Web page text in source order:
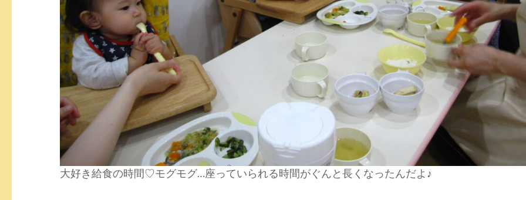
大好き給食の時間♡モグモグ…座っていられる時間がぐんと長くなったんだよ♪